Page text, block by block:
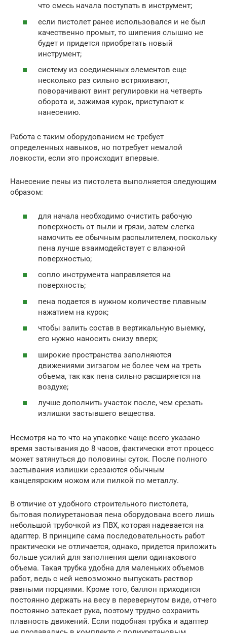
что смесь начала поступать в инструмент;
если пистолет ранее использовался и не был
качественно промыт, то шипения слышно не
будет и придется приобретать новый
инструмент;
систему из соединенных элементов еще
несколько раз сильно встряхивают,
поворачивают винт регулировки на четверть
оборота и, зажимая курок, приступают к
нанесению.
Работа с таким оборудованием не требует
определенных навыков, но потребует немалой
ловкости, если это происходит впервые.
Нанесение пены из пистолета выполняется следующим
образом:
для начала необходимо очистить рабочую
поверхность от пыли и грязи, затем слегка
намочить ее обычным распылителем, поскольку
пена лучше взаимодействует с влажной
поверхностью;
сопло инструмента направляется на
поверхность;
пена подается в нужном количестве плавным
нажатием на курок;
чтобы залить состав в вертикальную выемку,
его нужно наносить снизу вверх;
широкие пространства заполняются
движениями зигзагом не более чем на треть
объема, так как пена сильно расширяется на
воздухе;
лучше дополнить участок после, чем срезать
излишки застывшего вещества.
Несмотря на то что на упаковке чаще всего указано
время застывания до 8 часов, фактически этот процесс
может затянуться до половины суток. После полного
застывания излишки срезаются обычным
канцелярским ножом или пилкой по металлу.
В отличие от удобного строительного пистолета,
бытовая полиуретановая пена оборудована всего лишь
небольшой трубочкой из ПВХ, которая надевается на
адаптер. В принципе сама последовательность работ
практически не отличается, однако, придется приложить
больше усилий для заполнения щели одинакового
объема. Такая трубка удобна для маленьких объемов
работ, ведь с ней невозможно выпускать раствор
равными порциями. Кроме того, баллон приходится
постоянно держать на весу в перевернутом виде, отчего
постоянно затекает рука, поэтому трудно сохранить
плавность движений. Если подобная трубка и адаптер